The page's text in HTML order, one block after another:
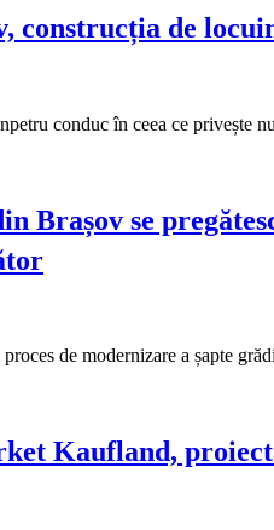
construcția de
conduc în ceea ce privește
Brașov se
de modernizare a șapte
Kaufland,